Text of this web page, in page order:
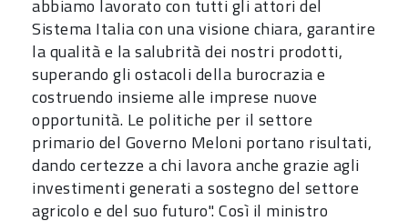
abbiamo lavorato con tutti gli attori del
Sistema Italia con una visione chiara, garantire
la qualità e la salubrità dei nostri prodotti,
superando gli ostacoli della burocrazia e
costruendo insieme alle imprese nuove
opportunità. Le politiche per il settore
primario del Governo Meloni portano risultati,
dando certezze a chi lavora anche grazie agli
investimenti generati a sostegno del settore
agricolo e del suo futuro". Così il ministro